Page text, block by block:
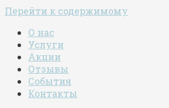
Перейти к содержимому
О нас
Услуги
Акции
Отзывы
События
Контакты